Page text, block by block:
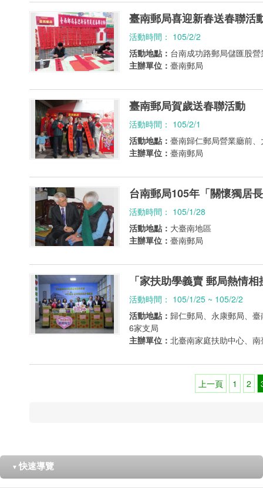
臺南郵局喜迎新春送春聯活
活動時間： 105/2/2
活動地點： 台南成功路郵局儲匯股營
主辦單位： 臺南郵局
臺南郵局賀歲送春聯活動
活動時間： 105/2/1
活動地點： 臺南歸仁郵局營業廳前
主辦單位： 臺南郵局
台南郵局105年「關懷獨居
活動時間： 105/1/28
活動地點： 大臺南地區
主辦單位： 臺南郵局
「家扶助學義賣 郵局熱情相
活動時間： 105/1/25 ~ 105/2/2
活動地點： 歸仁郵局、永康郵局、
6家支局
主辦單位： 北臺南家庭扶助中心、
上一頁 1 2
▼ 快速導覽